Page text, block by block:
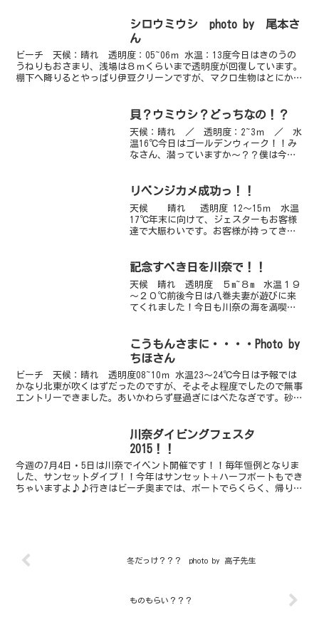
シロウミウシ photo by 尾本さ
ん
ビーチ 天候：晴れ 透明度：05~06ｍ 水温：13度今日はきのうの
うねりもおさまり、浅場は８ｍくらいまで透明度が回復しています。
棚下へ降りるとやっぱり伊豆クリーンですが、マクロ生物はとにかく
貝？ウミウシ？どっちなの！？
天候：晴れ ／ 透明度：2~3ｍ ／ 水
温16℃今日はゴールデンウィーク！！み
なさん、潜っていますか～？？僕は今日
てもこいつっ！！「ミスガイ」きれいで
リベンジカメ成功っ！！
天候 晴れ 透明度 12～15ｍ 水温
17℃年末に向けて、ジェスターもお客様
達で大賑わいです。お客様が持ってきて
した。オキゴンベ、ムレハタタテダイ、
記念すべき日を川奈で！！
天候 晴れ 透明度 ５m~８m 水温１９
～２０℃前後今日は八巻夫妻が遊びに来
てくれました！今日も川奈の海を満喫出
よ～！午前中はアオリイカの群れが見れ
た・・・らしいです（...
こうもんさまに・・・・Photo by
ちほさん
ビーチ 天候：晴れ 透明度08~10ｍ 水温23～24℃今日は予報では
かなり北東が吹くはずだったのですが、そよそよ程度でしたので無事
エントリーできました。あいかわらず昼過ぎにはべたなぎです。砂地
川奈ダイビングフェスタ
2015！！
今週の7月4日・5日は川奈でイベント開催です！！毎年恒例となりま
した、サンセットダイブ！！今年はサンセット＋ハーフボートもでき
ちゃいますよ♪♪行きはビーチ奥までは、ボートでらくらく、帰りは
冬だっけ？？？ photo by 高子先生
ものもらい？？？